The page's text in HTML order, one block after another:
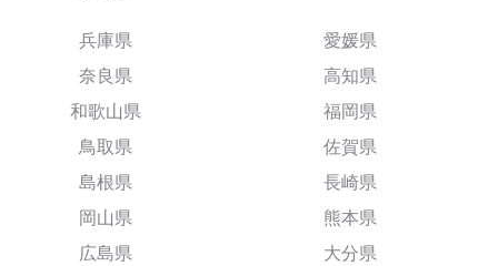
兵庫県
奈良県
和歌山県
鳥取県
島根県
岡山県
広島県
愛媛県
高知県
福岡県
佐賀県
長崎県
熊本県
大分県